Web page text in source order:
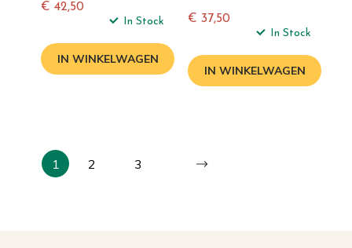
€ 42,50
In Stock
IN WINKELWAGEN
€ 37,50
In Stock
IN WINKELWAGEN
1 2 3